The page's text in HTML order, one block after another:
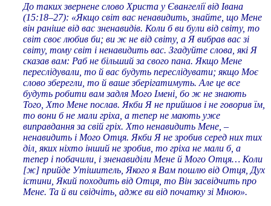
До таких звернене слово Христа у Євангелії від Івана
(15:18–27): «Якщо світ вас ненавидить, знайте, що Мене
він раніше від вас зненавидів. Коли б ви були від світу, то
світ своє любив би; ви ж не від світу, а Я вибрав вас зі
світу, тому світ і ненавидить вас. Згадуйте слова, які Я
сказав вам: Раб не більший за свого пана. Якщо Мене
переслідували, то й вас будуть переслідувати; якщо Моє
слово зберегли, то й ваше зберігатимуть. Але це все
будуть робити вам задля Мого Імені, бо ж не знають
Того, Хто Мене послав. Якби Я не прийшов і не говорив їм,
то вони б не мали гріха, а тепер не мають уже
виправдання за свій гріх. Хто ненавидить Мене, –
ненавидить і Мого Отця. Якби Я не зробив серед них тих
діл, яких ніхто інший не зробив, то гріха не мали б, а
тепер і побачили, і зненавиділи Мене й Мого Отця… Коли
[ж] прийде Утішитель, Якого я Вам пошлю від Отця, Дух
істини, Який походить від Отця, то Він засвідчить про
Мене. Та й ви свідчіть, адже ви від початку зі Мною».